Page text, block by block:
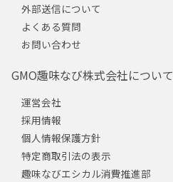
外部送信について
よくある質問
お問い合わせ
GMO趣味なび株式会社について
運営会社
採用情報
個人情報保護方針
特定商取引法の表示
趣味なびエシカル消費推進部